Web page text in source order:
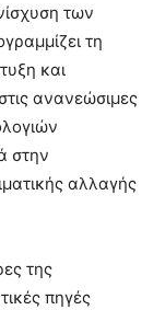
των
τη
και
ανανεώσιμες
στην
αλλαγής
της
πηγές